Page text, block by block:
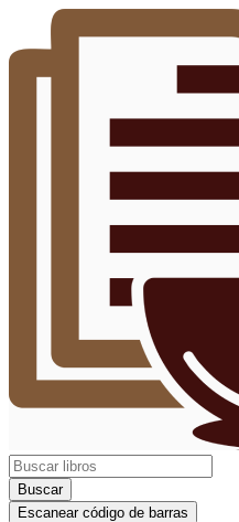
Buscar
Escanear código de barras